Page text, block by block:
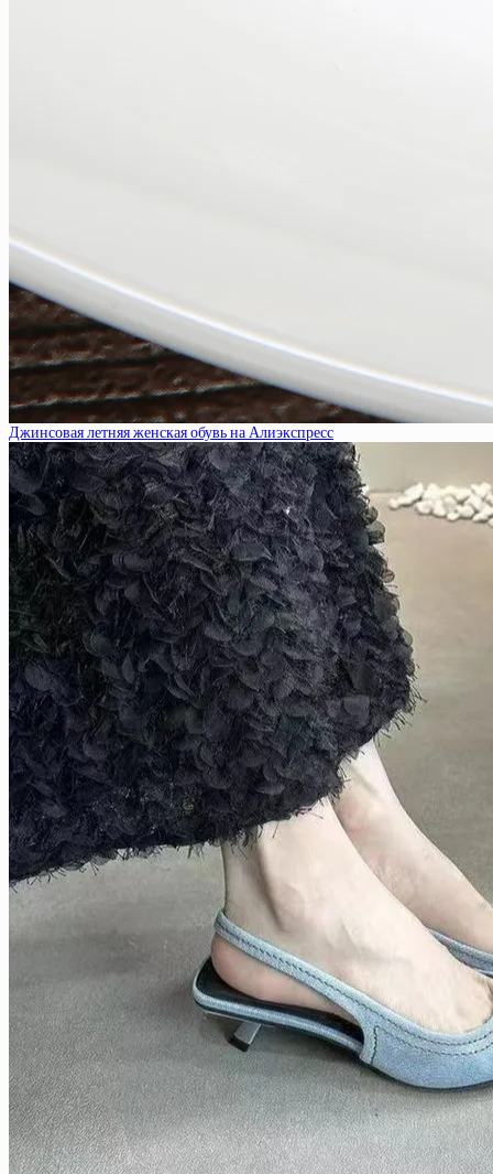
Джинсовая летняя женская обувь на Алиэкспресс